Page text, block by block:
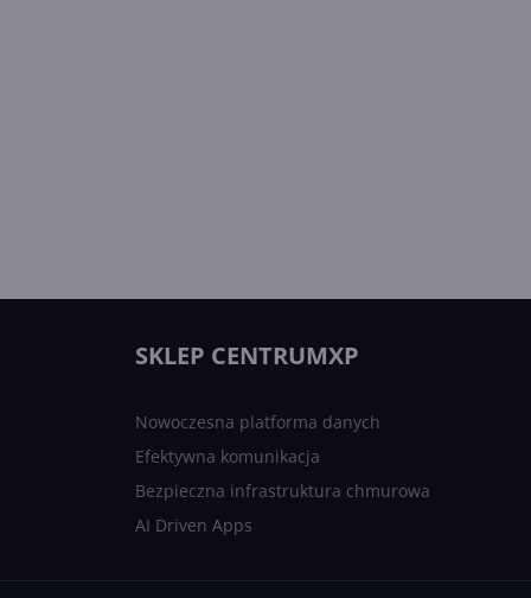
SKLEP CENTRUMXP
Nowoczesna platforma danych
Efektywna komunikacja
Bezpieczna infrastruktura chmurowa
AI Driven Apps